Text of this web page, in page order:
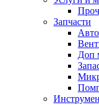
Запчасти
Доп